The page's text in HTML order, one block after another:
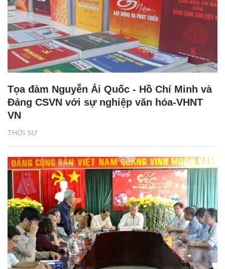
THỜI SỰ
Tọa đàm Nguyễn Ái Quốc - Hồ Chí Minh và
Đảng CSVN với sự nghiệp văn hóa-VHNT
VN